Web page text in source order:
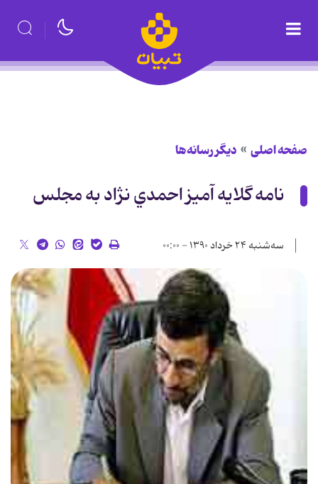
صفحه اصلی دیگر رسانه‌ها
نامه گلايه آميز احمدي نژاد به مجلس
سه‌شنبه ۲۴ خرداد ۱۳۹۰ - ۰۰:۰۰